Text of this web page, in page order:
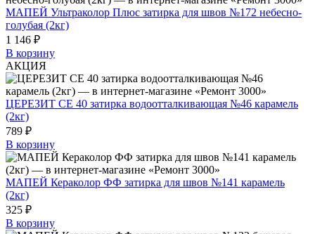
МАПЕЙ Ультраколор Плюс затирка для швов №172 небесно-
голубая (2кг)
1 146 ₽
В корзину
АКЦИЯ
ЦЕРЕЗИТ СЕ 40 затирка водоотталкивающая №46 карамель
(2кг)
789 ₽
В корзину
МАПЕЙ Кераколор ФФ затирка для швов №141 карамель
(2кг)
325 ₽
В корзину